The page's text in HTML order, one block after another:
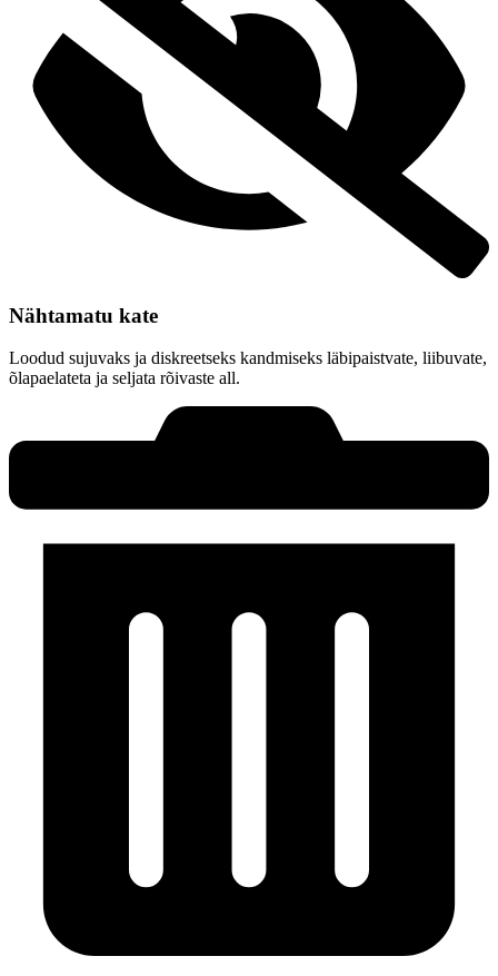
Nähtamatu kate
Loodud sujuvaks ja diskreetseks kandmiseks läbipaistvate, liibuvate,
õlapaelateta ja seljata rõivaste all.